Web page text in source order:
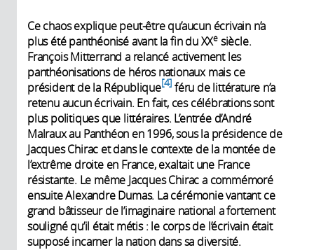
Ce chaos explique peut-être qu’aucun écrivain n’a
plus été panthéonisé avant la fin du XXe siècle.
François Mitterrand a relancé activement les
panthéonisations de héros nationaux mais ce
président de la République 4 féru de littérature n’a
retenu aucun écrivain. En fait, ces célébrations sont
plus politiques que littéraires. L’entrée d’André
Malraux au Panthéon en 1996, sous la présidence de
Jacques Chirac et dans le contexte de la montée de
l’extrême droite en France, exaltait une France
résistante. Le même Jacques Chirac a commémoré
ensuite Alexandre Dumas. La cérémonie vantant ce
grand bâtisseur de l’imaginaire national a fortement
souligné qu’il était métis : le corps de l’écrivain était
supposé incarner la nation dans sa diversité.